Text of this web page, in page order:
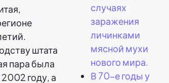
штата
пара была
году, а
случаях
заражения
личинками
мясной мухи
нового мира.
В 70-е годы у